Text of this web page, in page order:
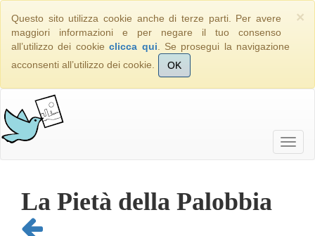
×
Questo sito utilizza cookie anche di terze parti. Per avere
maggiori informazioni e per negare il tuo consenso
all’utilizzo dei cookieclicca qui . Se prosegui la navigazione
acconsenti all’utilizzo dei cookie.
OK
La Pietà della Palobbia